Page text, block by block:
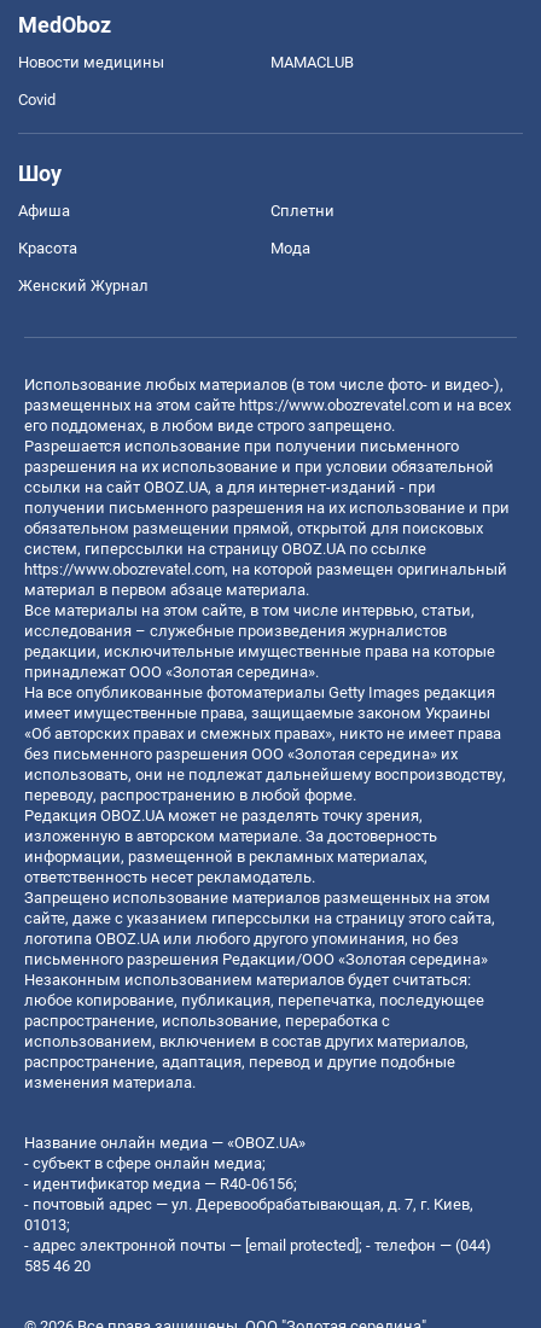
MedOboz
Новости медицины MAMACLUB
Covid
Шоу
Афиша Сплетни
Красота Мода
Женский Журнал
Использование любых материалов (в том числе фото- и видео-),
размещенных на этом сайте https://www.obozrevatel.com и на всех
его поддоменах, в любом виде строго запрещено.
Разрешается использование при получении письменного
разрешения на их использование и при условии обязательной
ссылки на сайт OBOZ.UA, а для интернет-изданий - при
получении письменного разрешения на их использование и при
обязательном размещении прямой, открытой для поисковых
систем, гиперссылки на страницу OBOZ.UA по ссылке
https://www.obozrevatel.com, на которой размещен оригинальный
материал в первом абзаце материала.
Все материалы на этом сайте, в том числе интервью, статьи,
исследования – служебные произведения журналистов
редакции, исключительные имущественные права на которые
принадлежат ООО «Золотая середина».
На все опубликованные фотоматериалы Getty Images редакция
имеет имущественные права, защищаемые законом Украины
«Об авторских правах и смежных правах», никто не имеет права
без письменного разрешения ООО «Золотая середина» их
использовать, они не подлежат дальнейшему воспроизводству,
переводу, распространению в любой форме.
Редакция OBOZ.UA может не разделять точку зрения,
изложенную в авторском материале. За достоверность
информации, размещенной в рекламных материалах,
ответственность несет рекламодатель.
Запрещено использование материалов размещенных на этом
сайте, даже с указанием гиперссылки на страницу этого сайта,
логотипа OBOZ.UA или любого другого упоминания, но без
письменного разрешения Редакции/ООО «Золотая середина»
Незаконным использованием материалов будет считаться:
любое копирование, публикация, перепечатка, последующее
распространение, использование, переработка с
использованием, включением в состав других материалов,
распространение, адаптация, перевод и другие подобные
изменения материала.
Название онлайн медиа — «OBOZ.UA»
- субъект в сфере онлайн медиа;
- идентификатор медиа — R40-06156;
- почтовый адрес — ул. Деревообрабатывающая, д. 7, г. Киев,
01013;
- адрес электронной почты — [email protected]; - телефон — (044)
585 46 20